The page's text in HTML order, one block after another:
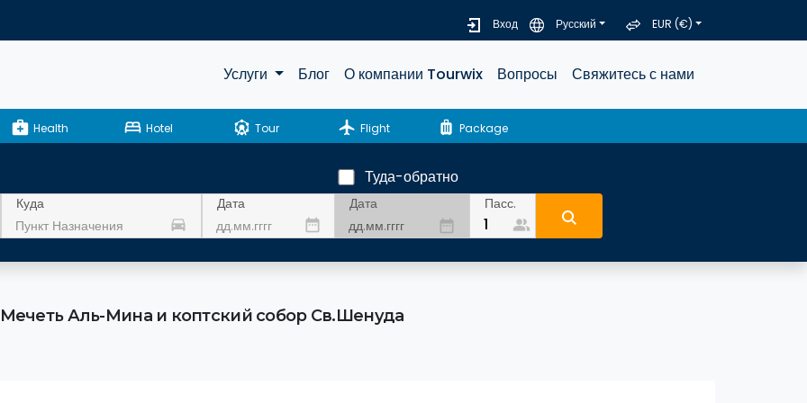
Вход Русский EUR (€)
Услуги Блог О компании Tourwix Вопросы Свяжитесь с нами
medical_services Health bed Hotel attractions Tour flight Flight luggage Package
Куда
drive_eta
Дата
date_range
Туда-обратно
Дата
date_range
Пасс.
people_alt
Мечеть Аль-Мина и коптский собор Св.Шенуда